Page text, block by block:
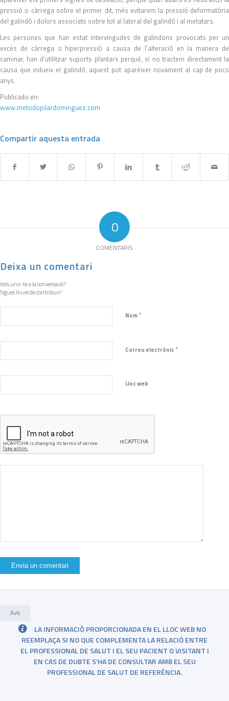
pressió o càrrega sobre el primer dit, més evitarem la pressió deformatòria
del galindó i dolors associats sobre tot al lateral del galindó i al metatars.
Les persones que han estat intervingudes de galindons provocats per un
excés de càrrega o hiperpressió a causa de l’alteració en la manera de
caminar, han d’utilitzar suports plantars perquè, si no tractem directament la
causa que indueix el galindó, aquest pot aparèixer novament al cap de pocs
anys.
Publicado en:
www.metodopilardominguez.com
Compartir aquesta entrada
0
COMENTARIS
Deixa un comentari
Vols unir-te a la conversació?
Sigues lliure de contribuir!
Nom*
Correu electrònic *
Lloc web
Avís
LA INFORMACIÓ PROPORCIONADA EN EL LLOC WEB NO
REEMPLAÇA SI NO QUE COMPLEMENTA LA RELACIÓ ENTRE
EL PROFESSIONAL DE SALUT I EL SEU PACIENT O VISITANT I
EN CAS DE DUBTE S’HA DE CONSULTAR AMB EL SEU
PROFESSIONAL DE SALUT DE REFERÈNCIA.